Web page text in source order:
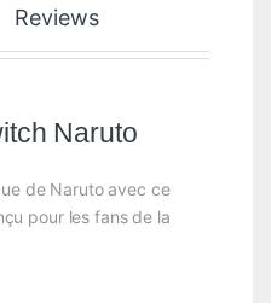
Reviews
Naruto
de Naruto avec ce
pour les fans de la